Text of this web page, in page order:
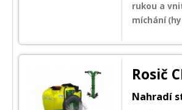
rukou a
míchání
Rosič
Nahradí